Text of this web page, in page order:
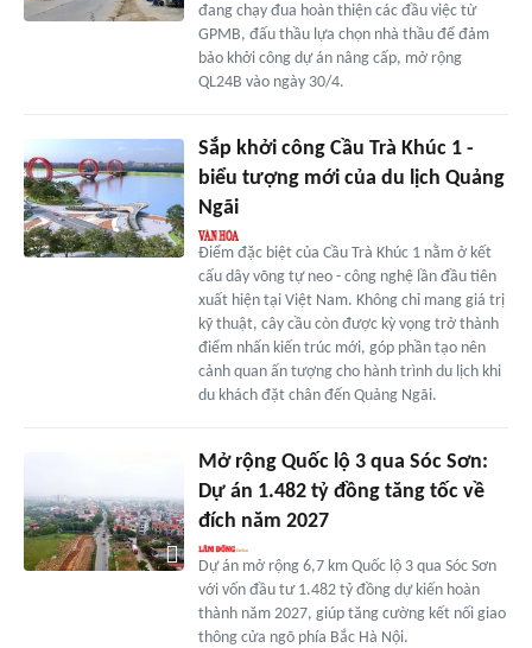
đang chạy đua hoàn thiện các đầu việc từ
GPMB, đấu thầu lựa chọn nhà thầu để đảm
bảo khởi công dự án nâng cấp, mở rộng
QL24B vào ngày 30/4.
Sắp khởi công Cầu Trà Khúc 1 -
biểu tượng mới của du lịch Quảng
Ngãi
Điểm đặc biệt của Cầu Trà Khúc 1 nằm ở kết
cấu dây võng tự neo - công nghệ lần đầu tiên
xuất hiện tại Việt Nam. Không chỉ mang giá trị
kỹ thuật, cây cầu còn được kỳ vọng trở thành
điểm nhấn kiến trúc mới, góp phần tạo nên
cảnh quan ấn tượng cho hành trình du lịch khi
du khách đặt chân đến Quảng Ngãi.
Mở rộng Quốc lộ 3 qua Sóc Sơn:
Dự án 1.482 tỷ đồng tăng tốc về
đích năm 2027
Dự án mở rộng 6,7 km Quốc lộ 3 qua Sóc Sơn
với vốn đầu tư 1.482 tỷ đồng dự kiến hoàn
thành năm 2027, giúp tăng cường kết nối giao
thông cửa ngõ phía Bắc Hà Nội.